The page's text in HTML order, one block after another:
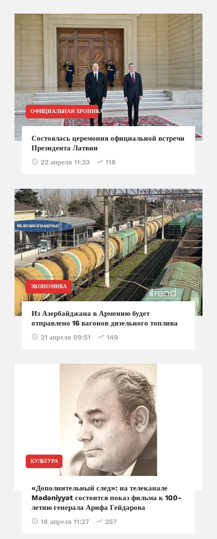
ОФИЦИАЛЬНАЯ ХРОНИКА
Состоялась церемония официальной встречи
Президента Латвии
22 апреля 11:33 118
ЭКОНОМИКА
Из Азербайджана в Армению будет
отправлено 16 вагонов дизельного топлива
21 апреля 09:51 149
КУЛЬТУРА
«Дополнительный след»: на телеканале
Mədəniyyət состоится показ фильма к 100-
летию генерала Арифа Гейдарова
18 апреля 11:27 257